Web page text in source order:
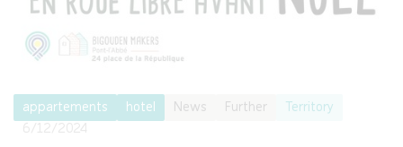
appartements hotel News Further
Territory